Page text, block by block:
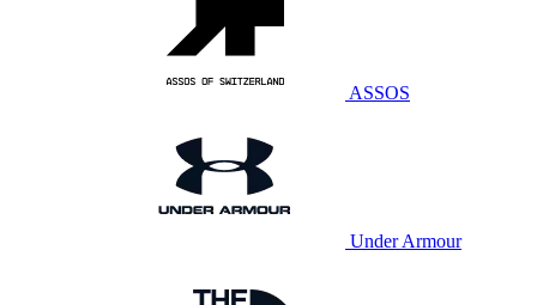
ASSOS
Under Armour